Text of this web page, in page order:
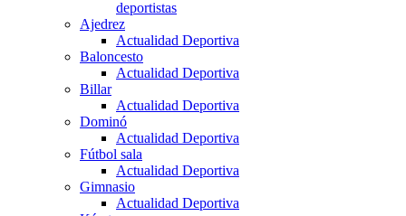
deportistas
Ajedrez
Actualidad Deportiva
Baloncesto
Actualidad Deportiva
Billar
Actualidad Deportiva
Dominó
Actualidad Deportiva
Fútbol sala
Actualidad Deportiva
Gimnasio
Actualidad Deportiva